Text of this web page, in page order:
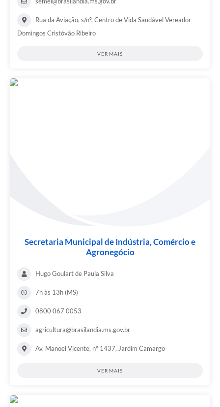
Rua da Aviação, s/nº, Centro de Vida Saudável Vereador
Domingos Cristóvão Ribeiro
VER MAIS
Secretaria Municipal de Indústria, Comércio e
Agronegócio
Hugo Goulart de Paula Silva
7h às 13h (MS)
0800 067 0053
agricultura@brasilandia.ms.gov.br
Av. Manoel Vicente, nº 1437, Jardim Camargo
VER MAIS